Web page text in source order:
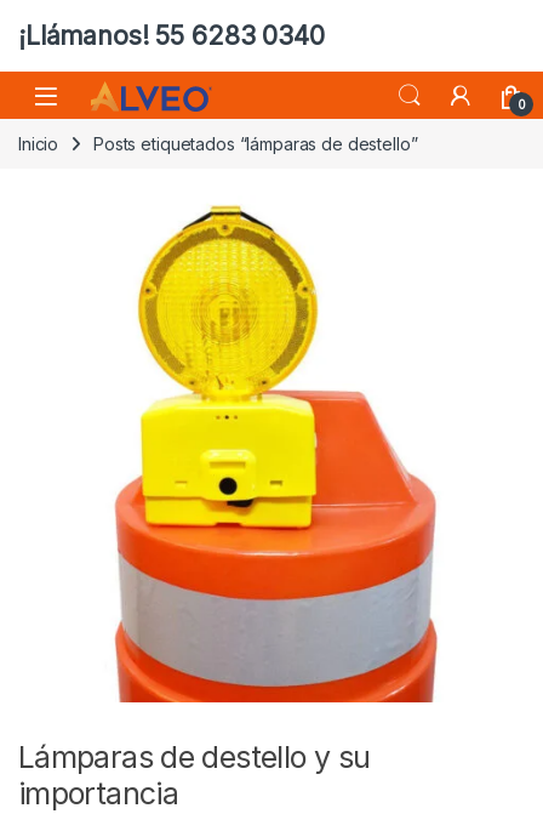
¡Llámanos! 55 6283 0340
0
Inicio Posts etiquetados “lámparas de destello”
Lámparas de destello y su
importancia